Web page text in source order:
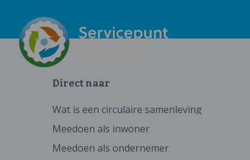
Direct naar
Wat is een circulaire samenleving
Meedoen als inwoner
Meedoen als ondernemer